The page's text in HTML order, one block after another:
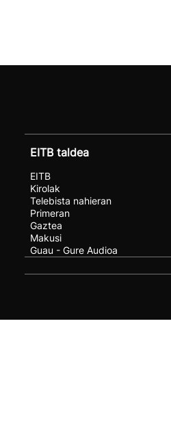
EITB taldea
EITB
Kirolak
Telebista nahieran
Primeran
Gaztea
Makusi
Guau - Gure Audioa